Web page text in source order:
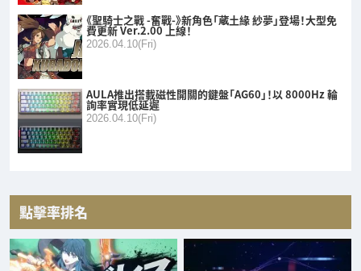
《聖騎士之戰 -奮戰-》新角色「蔵土緣 紗夢」登場！大型免
費更新 Ver.2.00 上線！
2026.04.10(Fri)
AULA推出搭載磁性開關的鍵盤「AG60」！以 8000Hz 輪
詢率實現低延遲
2026.04.10(Fri)
點擊率排名